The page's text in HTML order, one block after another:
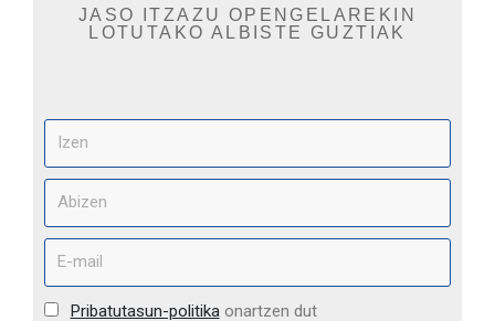
JASO ITZAZU OPENGELAREKIN
LOTUTAKO ALBISTE GUZTIAK
Pribatutasun-politika onartzen dut